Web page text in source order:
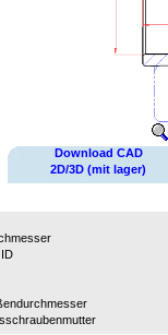
Download CAD
2D/3D (mit lager)